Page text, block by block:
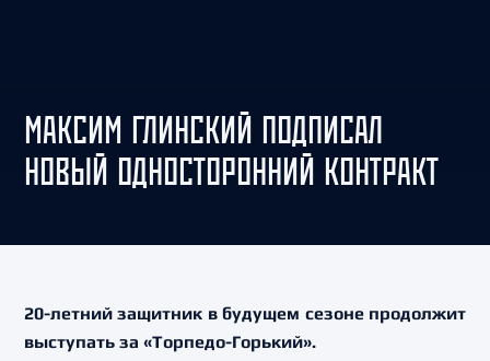
МАКСИМ ГЛИНСКИЙ ПОДПИСАЛ
НОВЫЙ ОДНОСТОРОННИЙ КОНТРАКТ
20-летний защитник в будущем сезоне продолжит
выступать за «Торпедо-Горький».